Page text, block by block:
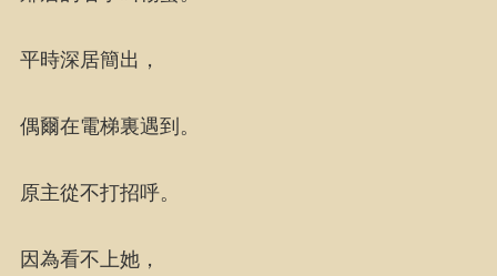
平時深居簡出，
偶爾在電梯裏遇到。
原主從不打招呼。
因為看不上她，